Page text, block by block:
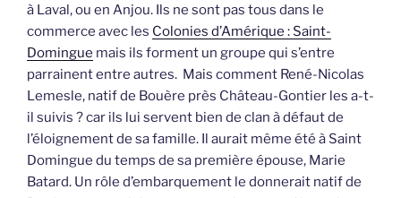
à Laval, ou en Anjou. Ils ne sont pas tous dans le
commerce avec les Colonies d’Amérique : Saint-
Domingue mais ils forment un groupe qui s’entre
parrainent entre autres. Mais comment René-Nicolas
Lemesle, natif de Bouère près Château-Gontier les a-t-
il suivis ? car ils lui servent bien de clan à défaut de
l’éloignement de sa famille. Il aurait même été à Saint
Domingue du temps de sa première épouse, Marie
Batard. Un rôle d’embarquement le donnerait natif de